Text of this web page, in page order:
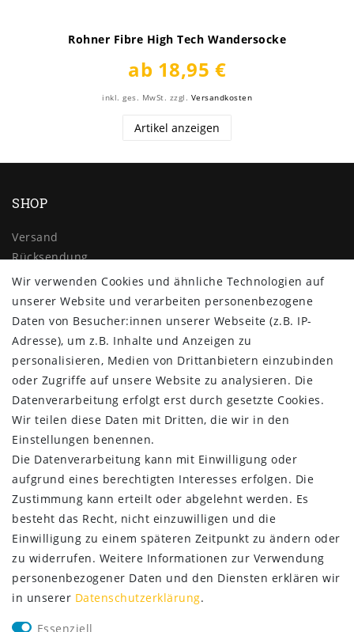
Rohner Fibre High Tech Wandersocke
ab 18,95 €
inkl. ges. MwSt. zzgl. Versandkosten
Artikel anzeigen
SHOP
Versand
Rücksendung
Widerrufs­recht
Impressum
Daten­schutz­erklärung
AGB
Kontakt
ZAHLUNG & VERSAND
SERVICE
Wir verwenden Cookies und ähnliche Technologien auf
unserer Website und verarbeiten personenbezogene
Daten von Besucher:innen unserer Webseite (z.B. IP-
Adresse), um z.B. Inhalte und Anzeigen zu
personalisieren, Medien von Drittanbietern einzubinden
oder Zugriffe auf unsere Website zu analysieren. Die
Datenverarbeitung erfolgt erst durch gesetzte Cookies.
Wir teilen diese Daten mit Dritten, die wir in den
Einstellungen benennen.
Die Datenverarbeitung kann mit Einwilligung oder
aufgrund eines berechtigten Interesses erfolgen. Die
Zustimmung kann erteilt oder abgelehnt werden. Es
besteht das Recht, nicht einzuwilligen und die
Einwilligung zu einem späteren Zeitpunkt zu ändern oder
zu widerrufen. Weitere Informationen zur Verwendung
personenbezogener Daten und den Diensten erklären wir
in unserer Daten­schutz­erklärung.
Essenziell